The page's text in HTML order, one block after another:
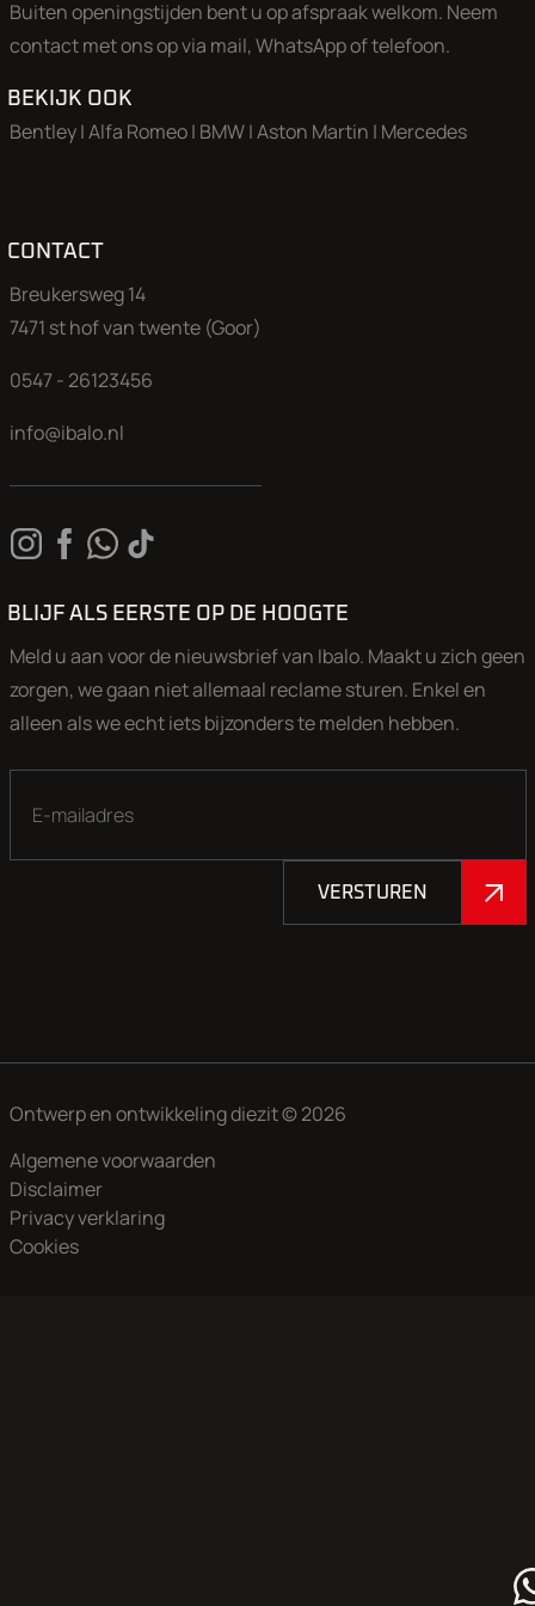
Aan onze advertenties is de grootst mogelijke zorg besteed,
echter kunnen aan deze advertentie geen rechten worden
Buiten openingstijden bent u op afspraak welkom. Neem
contact met ons op via mail, WhatsApp of telefoon.
BEKIJK OOK
Bentley|Alfa Romeo| BMW|Aston Martin | Mercedes
CONTACT
Breukersweg 14
7471 st hof van twente (Goor)
0547 - 26123456
info@ibalo.nl
BLIJF ALS EERSTE OP DE HOOGTE
Meld u aan voor de nieuwsbrief van Ibalo. Maakt u zich geen
zorgen, we gaan niet allemaal reclame sturen. Enkel en
alleen als we echt iets bijzonders te melden hebben.
VERSTUREN
Ontwerp en ontwikkelingdiezit© 2026
Algemene voorwaarden
Disclaimer
Privacy verklaring
Cookies